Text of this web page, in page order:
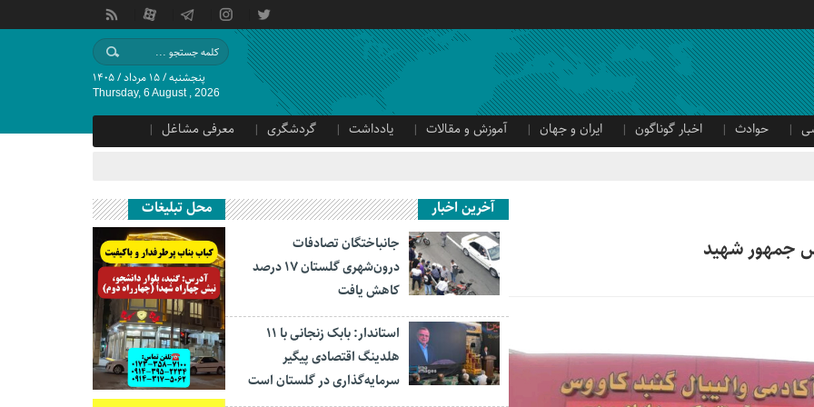
پنجشنبه / ۱۵ مرداد / ۱۴۰۵
Thursday, 6 August , 2026
حوادث اخبار گوناگون ایران و جهان آموزش و مقالات یادداشت گردشگری
معرفی مشاغل
جمهور شهید
آخرین اخبار
جانباختگان تصادفات
درون‌شهری گلستان ۱۷ درصد
کاهش یافت
استاندار: بابک زنجانی با ۱۱
هلدینگ اقتصادی پیگیر
سرمایه‌گذاری در گلستان است
محل تبلیغات